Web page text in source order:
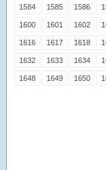
1584 1585 1586
1600 1601 1602
1616 1617 1618
1632 1633 1634
1648 1649 1650